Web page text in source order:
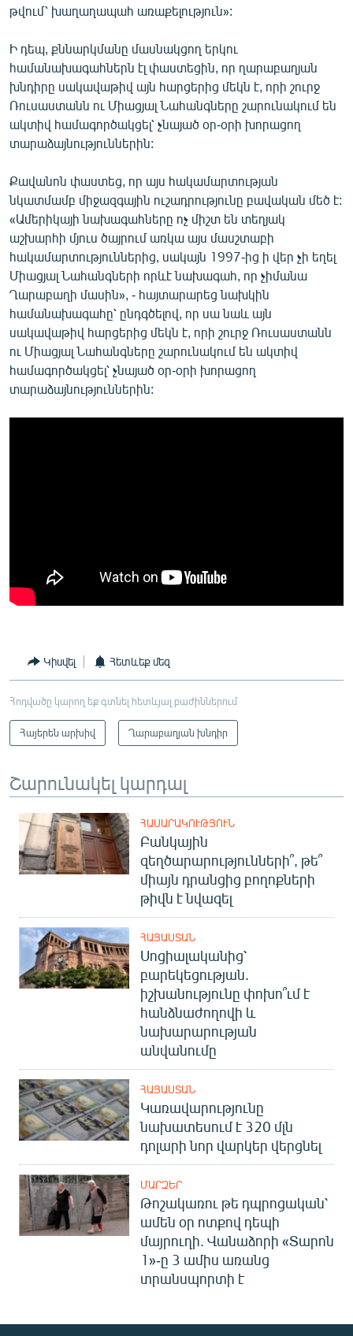
թվում՝ խաղաղապահ առաքելություն»:
Ի դեպ, քննարկմանը մասնակցող երկու
համանախագահներն էլ փաստեցին, որ ղարաբաղյան
խնդիրը սակավաթիվ այն հարցերից մեկն է, որի շուրջ
Ռուսաստանն ու Միացյալ Նահանգները շարունակում են
ակտիվ համագործակցել՝ չնայած օր-օրի խորացող
տարաձայնություններին:
Քավանոն փաստեց, որ այս հակամարտության
նկատմամբ միջազգային ուշադրությունը բավական մեծ է:
«Ամերիկայի նախագահները ոչ միշտ են տեղյակ
աշխարհի մյուս ծայրում առկա այս մասշտաբի
հակամարտություններից, սակայն 1997-ից ի վեր չի եղել
Միացյալ Նահանգների որևէ նախագահ, որ չիմանա
Ղարաբաղի մասին», - հայտարարեց նախկին
համանախագահը՝ ընդգծելով, որ սա նաև այն
սակավաթիվ հարցերից մեկն է, որի շուրջ Ռուսաստանն
ու Միացյալ Նահանգները շարունակում են ակտիվ
համագործակցել՝ չնայած օր-օրի խորացող
տարաձայնություններին:
Կիսվել Հետևեք մեզ
Հոդվածը կարող եք գտնել հետևյալ բաժիններում
Հայերեն արխիվ Ղարաբաղյան խնդիր
Շարունակել կարդալ
ՀԱՍԱՐԱԿՈՒԹՅՈՒՆ
Բանկային
զեղծարարությունների՞, թե՞
միայն դրանցից բողոքների
թիվն է նվազել
ՀԱՅԱՍՏԱՆ
Սոցիալականից՝
բարեկեցության.
իշխանությունը փոխո՞ւմ է
հանձնաժողովի և
նախարարության
անվանումը
ՀԱՅԱՍՏԱՆ
Կառավարությունը
նախատեսում է 320 մլն
դոլարի նոր վարկեր վերցնել
ՄԱՐԶԵՐ
Թոշակառու թե դպրոցական՝
ամեն օր ոտքով դեպի
մայրուղի. Վանաձորի «Տարոն
1»-ը 3 ամիս առանց
տրանսպորտի է